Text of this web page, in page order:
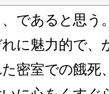
であると思う
に魅力的で、
密室での餓死